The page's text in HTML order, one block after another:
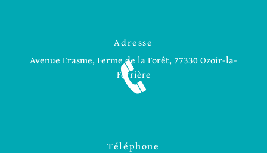
Adresse
Avenue Erasme, Ferme de la Forêt, 77330 Ozoir-la-
Ferrière
Téléphone